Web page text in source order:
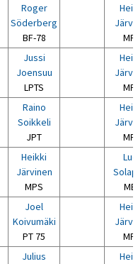
Roger
Söderberg
BF-78
Jussi
Joensuu
LPTS
Raino
Soikkeli
JPT
Heikki
Järvinen
MPS
Joel
Koivumäki
PT 75
Julius